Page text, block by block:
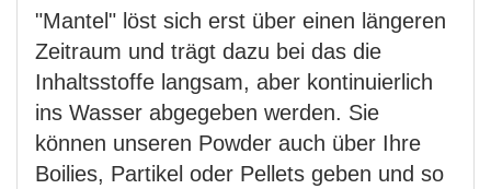
"Mantel" löst sich erst über einen längeren
Zeitraum und trägt dazu bei das die
Inhaltsstoffe langsam, aber kontinuierlich
ins Wasser abgegeben werden. Sie
können unseren Powder auch über Ihre
Boilies, Partikel oder Pellets geben und so